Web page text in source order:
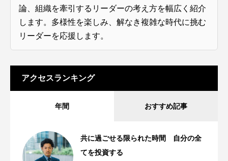
論、組織を牽引するリーダーの考え方を幅広く紹介
します。多様性を楽しみ、解なき複雑な時代に挑む
リーダーを応援します。
アクセスランキング
年間 おすすめ記事
共に過ごせる限られた時間 自分の全
てを投資する